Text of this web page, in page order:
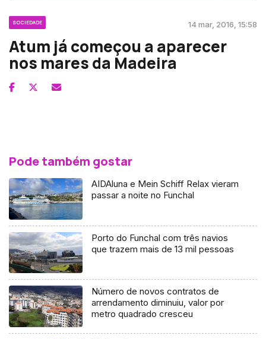
SOCIEDADE 14 mar, 2016, 15:58
Atum já começou a aparecer
nos mares da Madeira
Pode também gostar
AIDAluna e Mein Schiff Relax vieram
passar a noite no Funchal
Porto do Funchal com três navios
que trazem mais de 13 mil pessoas
Número de novos contratos de
arrendamento diminuiu, valor por
metro quadrado cresceu